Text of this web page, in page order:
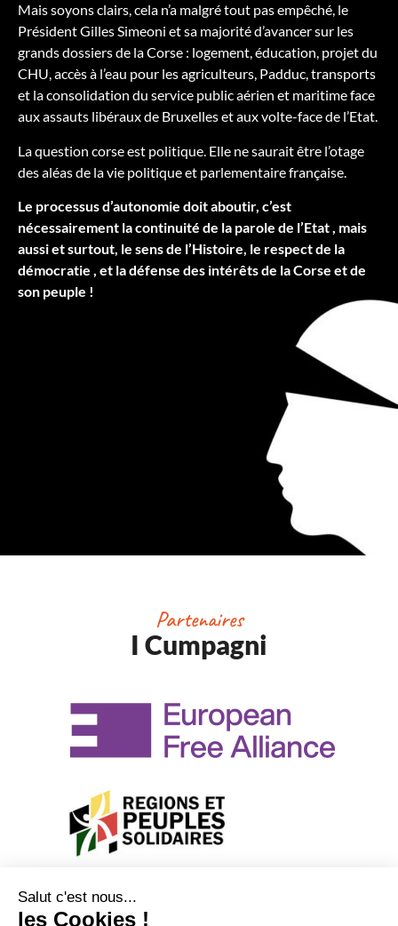
Salut c'est nous...
les Cookies !
Mais soyons clairs, cela n’a malgré tout pas empêché, le
Président Gilles Simeoni et sa majorité d’avancer sur les
grands dossiers de la Corse : logement, éducation, projet du
CHU, accès à l’eau pour les agriculteurs, Padduc, transports
et la consolidation du service public aérien et maritime face
aux assauts libéraux de Bruxelles et aux volte-face de l’Etat.
La question corse est politique. Elle ne saurait être l’otage
des aléas de la vie politique et parlementaire française.
Le processus d’autonomie doit aboutir, c’est
nécessairement la continuité de la parole de l’Etat , mais
aussi et surtout, le sens de l’Histoire, le respect de la
démocratie , et la défense des intérêts de la Corse et de
son peuple !
Partenaires
I Cumpagni